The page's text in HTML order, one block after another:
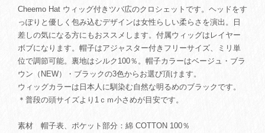
Cheemo Hat ウィッグ付きツバ広のクロシェットです。ヘッドをす
っぽりと優しく包み込むデザインは女性らしい柔らさを演出。日
差しの気になる方にもおススメします。付属ウィッグはレイヤー
ボブになります。帽子はアジャスター付きフリーサイズ、ミリ単
位で調節可能。裏地はシルク100％。帽子カラーはベージュ・ブラ
ウン（NEW）・ブラックの3色からお選び頂けます。
ウィッグカラーは日本人に馴染む自然な明るめのブラックです。
＊普段の頭サイズより1ｃｍ小さめが目安です。
素材 帽子表、ポケット部分：綿 COTTON 100％